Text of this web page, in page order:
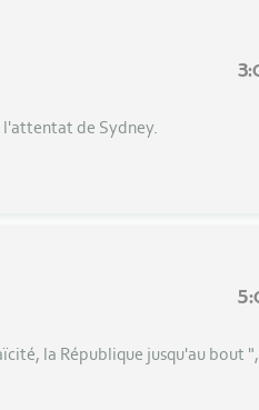
l'attentat de Sydney.
la République jusqu'au bout